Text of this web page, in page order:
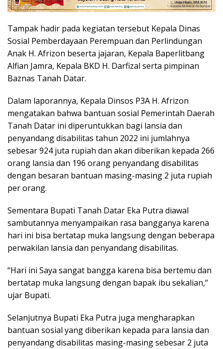
Tampak hadir pada kegiatan tersebut Kepala Dinas
Sosial Pemberdayaan Perempuan dan Perlindungan
Anak H. Afrizon beserta jajaran, Kepala Baperlitbang
Alfian Jamra, Kepala BKD H. Darfizal serta pimpinan
Baznas Tanah Datar.
Dalam laporannya, Kepala Dinsos P3A H. Afrizon
mengatakan bahwa bantuan sosial Pemerintah Daerah
Tanah Datar ini diperuntukkan bagi lansia dan
penyandang disabilitas tahun 2022 ini jumlahnya
sebesar 924 juta rupiah dan akan diberikan kepada 266
orang lansia dan 196 orang penyandang disabilitas
dengan besaran bantuan masing-masing 2 juta rupiah
per orang.
Sementara Bupati Tanah Datar Eka Putra diawal
sambutannya menyampaikan rasa bangganya karena
hari ini bisa bertatap muka langsung dengan beberapa
perwakilan lansia dan penyandang disabilitas.
“Hari ini Saya sangat bangga karena bisa bertemu dan
bertatap muka langsung dengan bapak ibu sekalian,”
ujar Bupati.
Selanjutnya Bupati Eka Putra juga mengharapkan
bantuan sosial yang diberikan kepada para lansia dan
penyandang disabilitas masing-masing sebesar 2 juta